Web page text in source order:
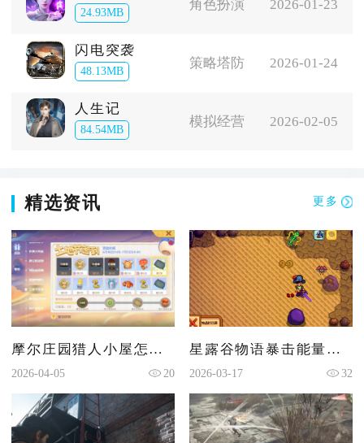
24.93MB
角色扮演 2026-01-23
闪电突袭
48.13MB
策略塔防 2026-01-24
人生记
84.54MB
模拟经营 2026-02-05
精选资讯 更多
摩尔庄园猎人小屋怎么过去
2026-04-05 20
星露谷物语暴击能量是什么
2026-03-17 32